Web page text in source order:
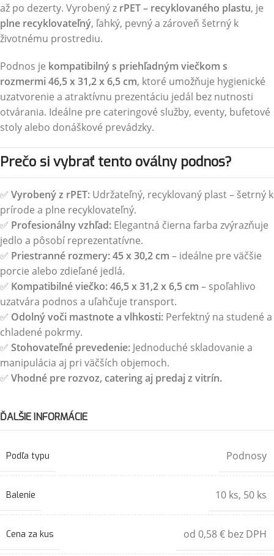
až po dezerty. Vyrobený z rPET – recyklovaného plastu, je
plne recyklovateľný, ľahký, pevný a zároveň šetrný k
životnému prostrediu.
Podnos je kompatibilný s priehľadným viečkom s
rozmermi 46,5 x 31,2 x 6,5 cm, ktoré umožňuje hygienické
uzatvorenie a atraktívnu prezentáciu jedál bez nutnosti
otvárania. Ideálne pre cateringové služby, eventy, bufetové
stoly alebo donáškové prevádzky.
Prečo si vybrať tento oválny podnos?
✅ Vyrobený z rPET: Udržateľný, recyklovaný plast – šetrný k
prírode a plne recyklovateľný.
✅ Profesionálny vzhľad: Elegantná čierna farba zvýrazňuje
jedlo a pôsobí reprezentatívne.
✅ Priestranné rozmery:45 x 30,2 cm – ideálne pre väčšie
porcie alebo zdieľané jedlá.
✅ Kompatibilné viečko:46,5 x 31,2 x 6,5 cm – spoľahlivo
uzatvára podnos a uľahčuje transport.
✅ Odolný voči mastnote a vlhkosti: Perfektný na studené a
chladené pokrmy.
✅ Stohovateľné prevedenie: Jednoduché skladovanie a
manipulácia aj pri väčších objemoch.
✅ Vhodné pre rozvoz, catering aj predaj z vitrín.
ĎALŠIE INFORMÁCIE
Podľa typu Podnosy
Balenie 10 ks, 50 ks
Cena za kus od 0,58 € bez DPH